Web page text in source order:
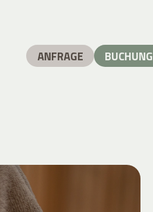
ANFRAGE BUCHUNG